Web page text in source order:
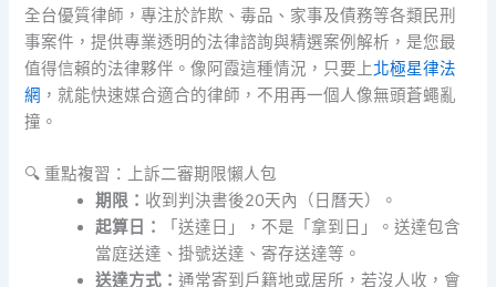
全台優質律師，專注於詐欺、毒品、家事及債務等各類民刑
事案件，提供專業透明的法律諮詢與精選案例解析，是您最
值得信賴的法律夥伴。像阿霞這種情況，只要上北極星律法
網 ，就能快速媒合適合的律師，不用再一個人像無頭蒼蠅亂
撞。
🔍 重點複習：上訴二審期限懶人包
期限： 收到判決書後20天內（日曆天）。
起算日：
「送達日」，不是「拿到日」。送達包含
當庭送達、掛號送達、寄存送達等。
送達方式：通常寄到戶籍地或居所，若沒人收，會